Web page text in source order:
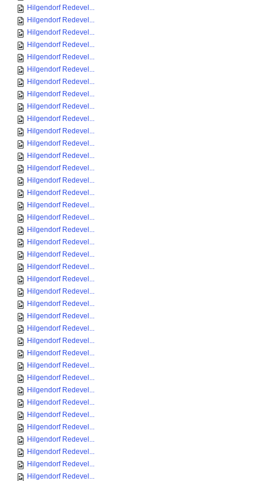
Hilgendorf Redevel...
Hilgendorf Redevel...
Hilgendorf Redevel...
Hilgendorf Redevel...
Hilgendorf Redevel...
Hilgendorf Redevel...
Hilgendorf Redevel...
Hilgendorf Redevel...
Hilgendorf Redevel...
Hilgendorf Redevel...
Hilgendorf Redevel...
Hilgendorf Redevel...
Hilgendorf Redevel...
Hilgendorf Redevel...
Hilgendorf Redevel...
Hilgendorf Redevel...
Hilgendorf Redevel...
Hilgendorf Redevel...
Hilgendorf Redevel...
Hilgendorf Redevel...
Hilgendorf Redevel...
Hilgendorf Redevel...
Hilgendorf Redevel...
Hilgendorf Redevel...
Hilgendorf Redevel...
Hilgendorf Redevel...
Hilgendorf Redevel...
Hilgendorf Redevel...
Hilgendorf Redevel...
Hilgendorf Redevel...
Hilgendorf Redevel...
Hilgendorf Redevel...
Hilgendorf Redevel...
Hilgendorf Redevel...
Hilgendorf Redevel...
Hilgendorf Redevel...
Hilgendorf Redevel...
Hilgendorf Redevel...
Hilgendorf Redevel...